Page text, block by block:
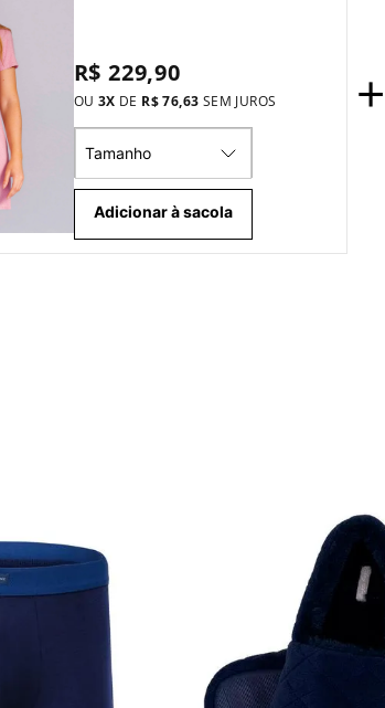
R$ 229,90
OU 3X DE R$ 76,63 SEM JUROS
Tamanho
Adicionar à sacola
+